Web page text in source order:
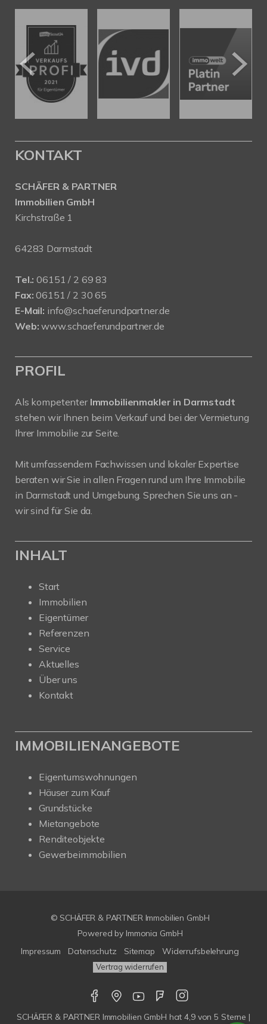
KONTAKT
SCHÄFER & PARTNER
Immobilien GmbH
Kirchstraße 1
64283 Darmstadt
Tel.: 06151 / 2 69 83
Fax: 06151 / 2 30 65
E-Mail: info@schaeferundpartner.de
Web: www.schaeferundpartner.de
PROFIL
Als kompetenter Immobilienmakler in Darmstadt
stehen wir Ihnen beim Verkauf und bei der Vermietung
Ihrer Immobilie zur Seite.
Mit umfassendem Fachwissen und lokaler Expertise
beraten wir Sie in allen Fragen rund um Ihre Immobilie
in Darmstadt und Umgebung. Sprechen Sie uns an -
wir sind für Sie da.
INHALT
Start
Immobilien
Eigentümer
Referenzen
Service
Aktuelles
Über uns
Kontakt
IMMOBILIENANGEBOTE
Eigentumswohnungen
Häuser zum Kauf
Grundstücke
Mietangebote
Renditeobjekte
Gewerbeimmobilien
© SCHÄFER & PARTNER Immobilien GmbH
Powered by Immonia GmbH
Impressum
Datenschutz Sitemap Widerrufsbelehrung
Vertrag widerrufen
SCHÄFER & PARTNER Immobilien GmbH hat4,9von5 Sterne |